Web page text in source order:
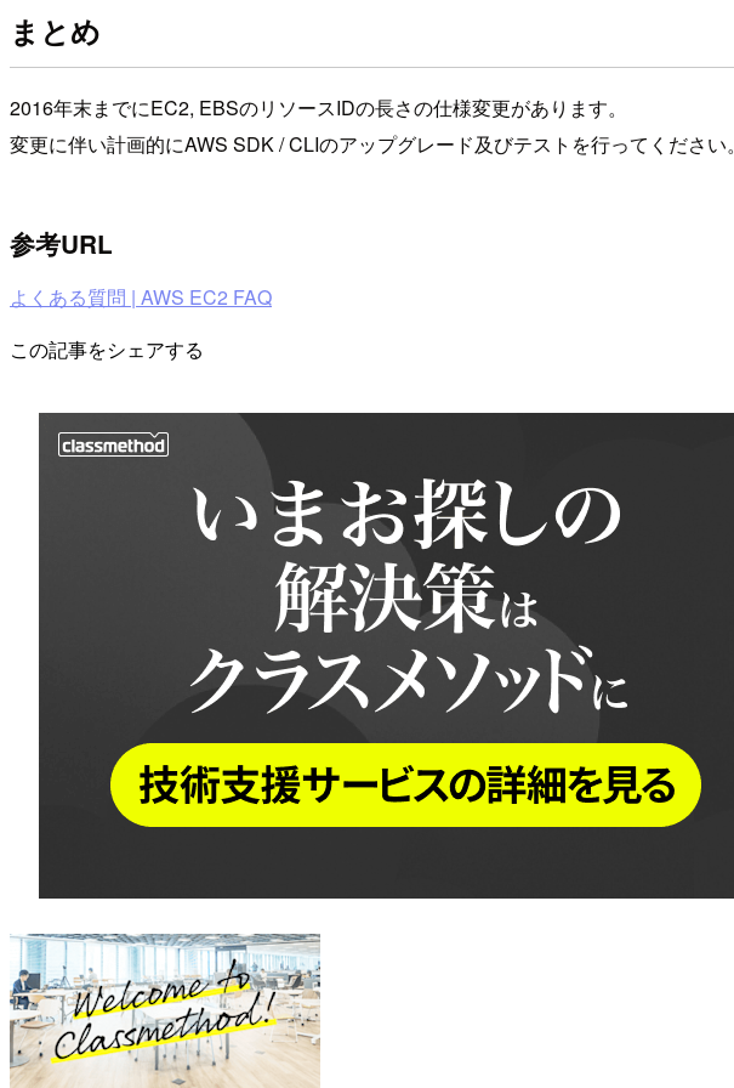
まとめ
2016年末までにEC2, EBSのリソースIDの長さの仕様変更があります。
変更に伴い計画的にAWS SDK / CLIのアップグレード及びテストを行ってください。
参考URL
よくある質問 | AWS EC2 FAQ
この記事をシェアする